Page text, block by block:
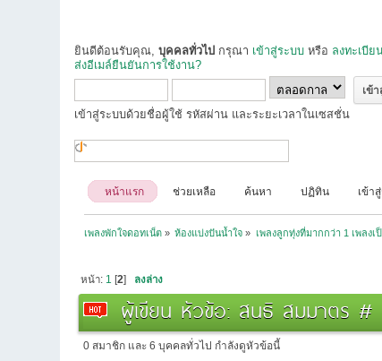
ยินดีต้อนรับคุณ,บุคคลทั่วไป กรุณา เข้าสู่ระบบ หรือ ลงทะเบีย
ส่งอีเมล์ยืนยันการใช้งาน?
เข้าสู่ระบบด้วยชื่อผู้ใช้ รหัสผ่าน และระยะเวลาในเซสชั่น
หน้าแรก ช่วยเหลือ ค้นหา ปฏิทิน เข้า
เพลงพักใจดอทเน็ต» ห้องแบ่งปันน้ำใจ » เพลงลูกทุ่งที่มากกว่า 1 เพลงเ
หน้า: 1 [2] ลงล่าง
ผู้เขียน หัวข้อ: สนธิ สมมาตร #
0 สมาชิก และ 6 บุคคลทั่วไป กำลังดูหัวข้อนี้